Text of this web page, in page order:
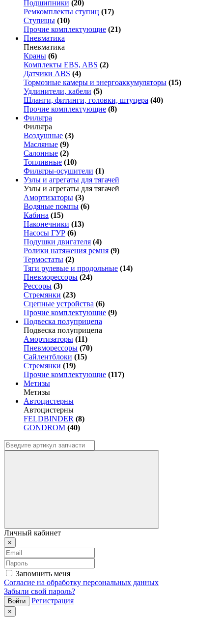
Подшипники (20)
Ремкомплекты ступиц (17)
Ступицы (10)
Прочие комплектующие (21)
Пневматика
Пневматика
Краны (6)
Комплекты EBS, ABS (2)
Датчики ABS (4)
Тормозные камеры и энергоаккумуляторы (15)
Удлинители, кабели (5)
Шланги, фитинги, головки, штуцера (40)
Прочие комплектующие (8)
Фильтра
Фильтра
Воздушные (3)
Масляные (9)
Салонные (2)
Топливные (10)
Фильтры-осушители (1)
Узлы и агрегаты для тягачей
Узлы и агрегаты для тягачей
Амортизаторы (3)
Водяные помпы (6)
Кабина (15)
Наконечники (13)
Насосы ГУР (6)
Подушки двигателя (4)
Ролики натяжения ремня (9)
Термостаты (2)
Тяги рулевые и продольные (14)
Пневморессоры (24)
Рессоры (3)
Стремянки (23)
Сцепные устройства (6)
Прочие комплектующие (9)
Подвеска полуприцепа
Подвеска полуприцепа
Амортизаторы (11)
Пневморессоры (70)
Сайлентблоки (15)
Стремянки (19)
Прочие комплектующие (117)
Метизы
Метизы
Автоцистерны
Автоцистерны
FELDBINDER (8)
GONDROM (40)
Личный кабинет
×
Запомнить меня
Согласие на обработку персональных данных
Забыли свой пароль?
Регистрация
×